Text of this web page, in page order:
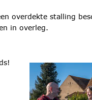
overdekte stalling
in overleg.